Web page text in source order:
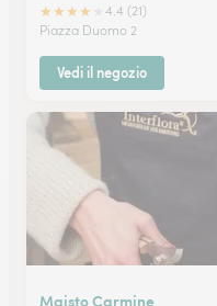
★★★★
4.4 (21)
Piazza Duomo 2
Vedi il negozio
Maisto Carmine